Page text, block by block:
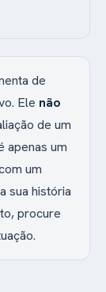
de
Ele não
de um
apenas um
um
sua história
procure